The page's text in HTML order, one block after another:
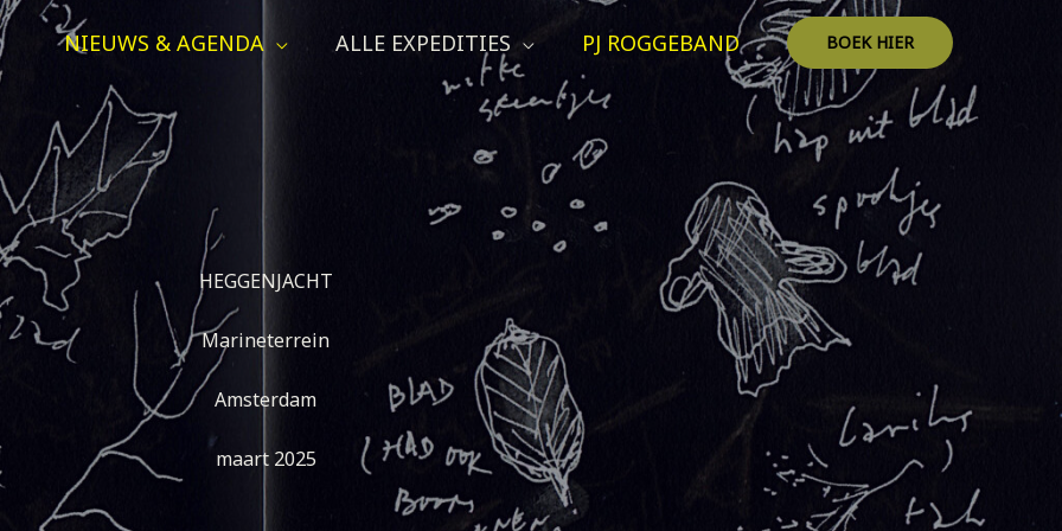
NIEUWS & AGENDA ALLE EXPEDITIES PJ ROGGEBAND BOEK HIER
HEGGENJACHT
Marineterrein
Amsterdam
maart 2025